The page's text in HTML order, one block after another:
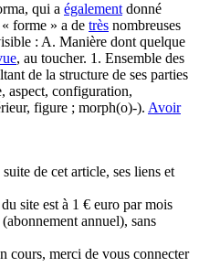
qui a également donné
forme » a de très nombreuses
: A. Manière dont quelque
, au toucher. 1. Ensemble des
de la structure de ses parties
aspect, configuration,
figure ; morph(o)-). Avoir
de cet article, ses liens et
site est à 1 € euro par mois
annuel), sans
cours, merci de vous connecter